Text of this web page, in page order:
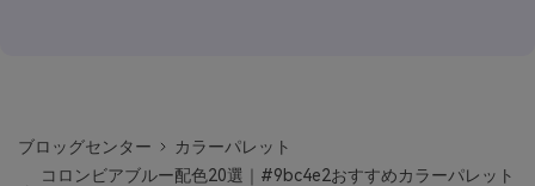
ブロッグセンター
カラーパレット
コロンビアブルー配色20選｜#9bc4e2おすすめカラーパレット